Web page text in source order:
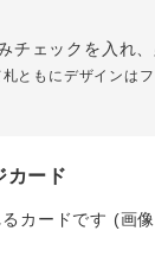
チェックを入れ
ともにデザインは
カード
カードです (画